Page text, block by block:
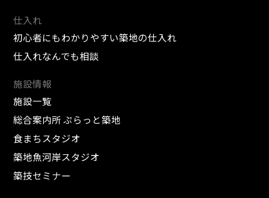
仕入れ
初心者にもわかりやすい築地の仕入れ
仕入れなんでも相談
施設情報
施設一覧
総合案内所 ぷらっと築地
食まちスタジオ
築地魚河岸スタジオ
築技セミナー